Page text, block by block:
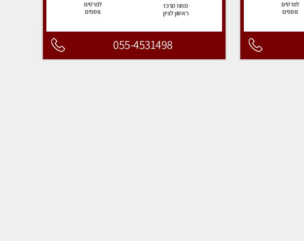
לפרטים
נוספים
מחוז מרכז
ראשון לציון
לפרטים
נוספים
055-4531498